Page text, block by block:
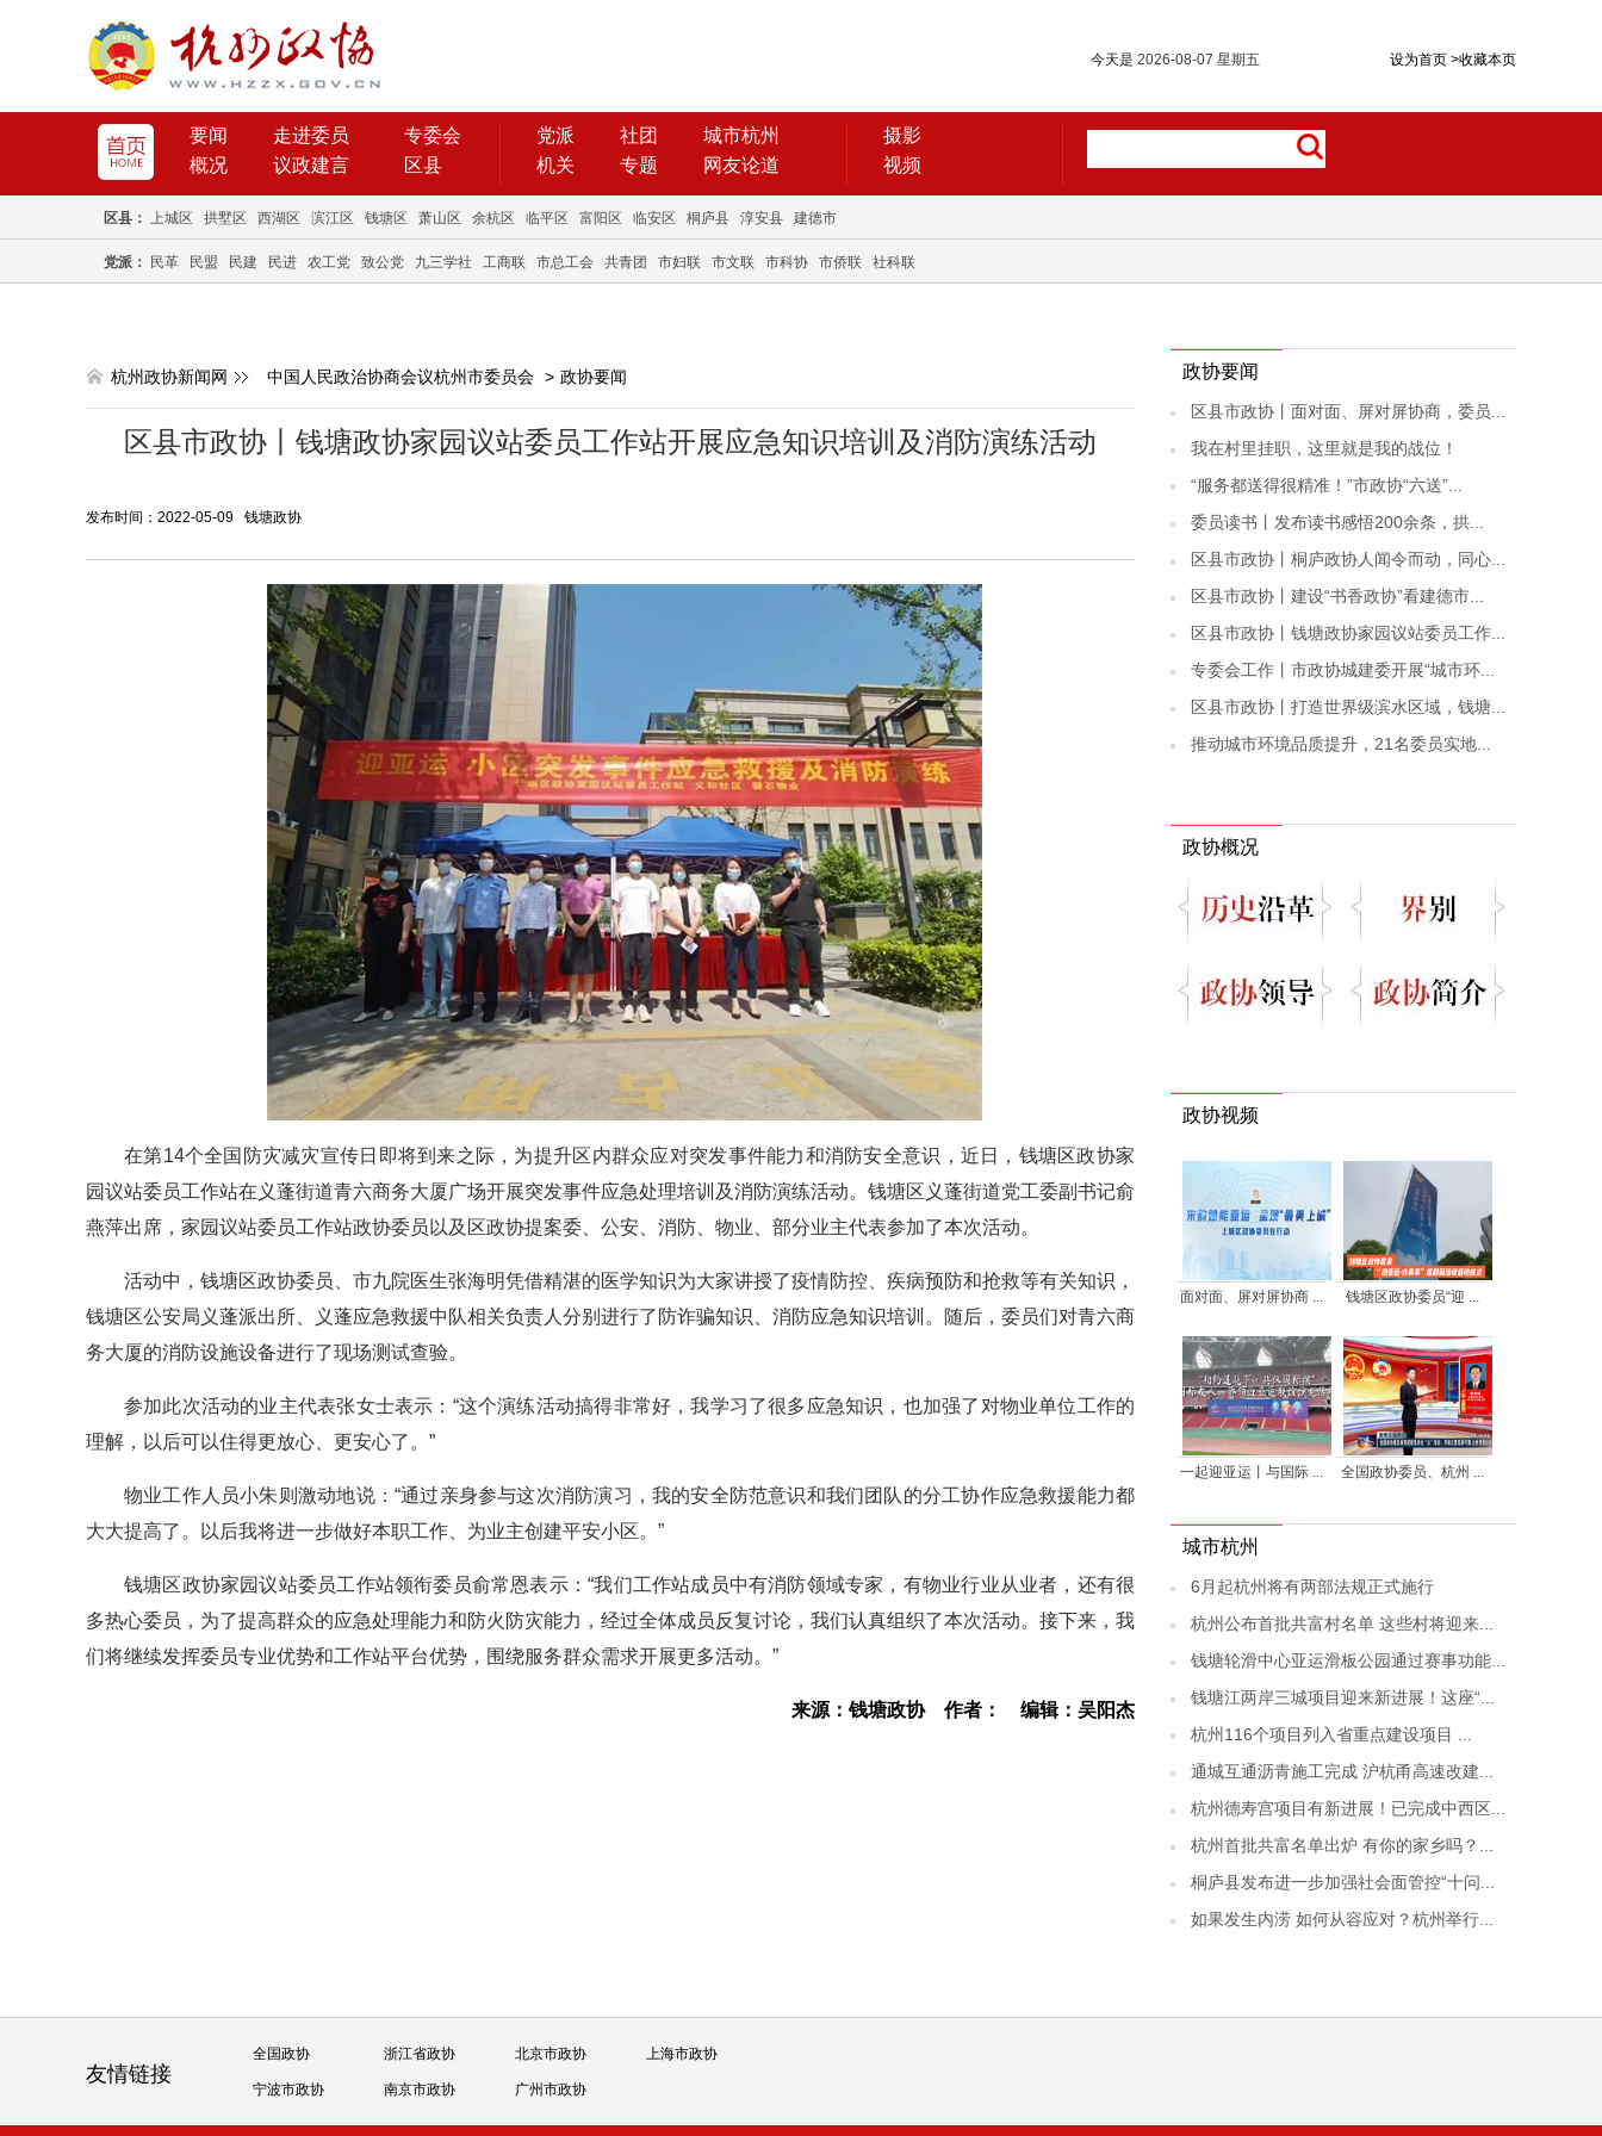
设为首页 >收藏本页
今天是 2026-08-07 星期五
要闻 走进委员
专委会
概况
议政建言 区县
党派 社团
城市杭州
机关
专题 网友论道
摄影
视频
区县： 上城区 拱墅区 西湖区 滨江区 钱塘区 萧山区 余杭区 临平区 富阳区 临安区 桐庐县 淳安县 建德市
党派： 民革 民盟 民建 民进 农工党 致公党 九三学社 工商联 市总工会 共青团 市妇联 市文联 市科协 市侨联 社科联
杭州政协新闻网 中国人民政治协商会议杭州市委员会 > 政协要闻
区县市政协丨钱塘政协家园议站委员工作站开展应急知识培训及消防演练活动
发布时间：2022-05-09 钱塘政协
在第14个全国防灾减灾宣传日即将到来之际，为提升区内群众应对突发事件能力和消防安全意识，近日，钱塘区政协家
园议站委员工作站在义蓬街道青六商务大厦广场开展突发事件应急处理培训及消防演练活动。钱塘区义蓬街道党工委副书记俞
燕萍出席，家园议站委员工作站政协委员以及区政协提案委、公安、消防、物业、部分业主代表参加了本次活动。
活动中，钱塘区政协委员、市九院医生张海明凭借精湛的医学知识为大家讲授了疫情防控、疾病预防和抢救等有关知识，
钱塘区公安局义蓬派出所、义蓬应急救援中队相关负责人分别进行了防诈骗知识、消防应急知识培训。随后，委员们对青六商
务大厦的消防设施设备进行了现场测试查验。
参加此次活动的业主代表张女士表示：“这个演练活动搞得非常好，我学习了很多应急知识，也加强了对物业单位工作的
理解，以后可以住得更放心、更安心了。”
物业工作人员小朱则激动地说：“通过亲身参与这次消防演习，我的安全防范意识和我们团队的分工协作应急救援能力都
大大提高了。以后我将进一步做好本职工作、为业主创建平安小区。”
钱塘区政协家园议站委员工作站领衔委员俞常恩表示：“我们工作站成员中有消防领域专家，有物业行业从业者，还有很
多热心委员，为了提高群众的应急处理能力和防火防灾能力，经过全体成员反复讨论，我们认真组织了本次活动。接下来，我
们将继续发挥委员专业优势和工作站平台优势，围绕服务群众需求开展更多活动。”
来源：钱塘政协 作者： 编辑：吴阳杰
政协要闻
区县市政协丨面对面、屏对屏协商，委员...
我在村里挂职，这里就是我的战位！
“服务都送得很精准！”市政协“六送”...
委员读书丨发布读书感悟200余条，拱...
区县市政协丨桐庐政协人闻令而动，同心...
区县市政协丨建设“书香政协”看建德市...
区县市政协丨钱塘政协家园议站委员工作...
专委会工作丨市政协城建委开展“城市环...
区县市政协丨打造世界级滨水区域，钱塘...
推动城市环境品质提升，21名委员实地...
政协概况
政协视频
面对面、屏对屏协商 ... 钱塘区政协委员“迎 ...
一起迎亚运丨与国际 ... 全国政协委员、杭州 ...
城市杭州
6月起杭州将有两部法规正式施行
杭州公布首批共富村名单 这些村将迎来...
钱塘轮滑中心亚运滑板公园通过赛事功能...
钱塘江两岸三城项目迎来新进展！这座“...
杭州116个项目列入省重点建设项目 ...
通城互通沥青施工完成 沪杭甬高速改建...
杭州德寿宫项目有新进展！已完成中西区...
杭州首批共富名单出炉 有你的家乡吗？...
桐庐县发布进一步加强社会面管控“十问...
如果发生内涝 如何从容应对？杭州举行...
友情链接
全国政协 浙江省政协 北京市政协 上海市政协
宁波市政协 南京市政协 广州市政协